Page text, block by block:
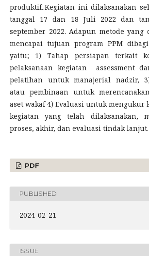
produktif..Kegiatan ini dilaksanakan
tanggal 17 dan 18 Juli 2022 dan
september 2022. Adapun metode
mencapai tujuan program PPM
yaitu; 1) Tahap persiapan terkait
pelaksanaan kegiatan assessment
pelatihan untuk manajerial nadzir,
atau pembinaan untuk
aset wakaf 4) Evaluasi untuk mengukur
kegiatan yang telah dilaksanakan,
proses, akhir, dan evaluasi tindak lanjut.
PDF
PUBLISHED
2024-02-21
ISSUE